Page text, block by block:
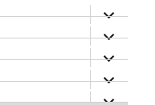
anzeigen
anzeigen
anzeigen
anzeigen